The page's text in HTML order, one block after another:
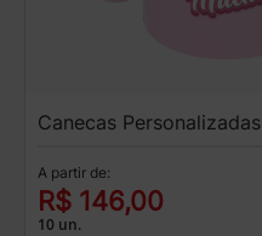
Canecas Personalizadas
A partir de:
R$ 146,00
10 un.